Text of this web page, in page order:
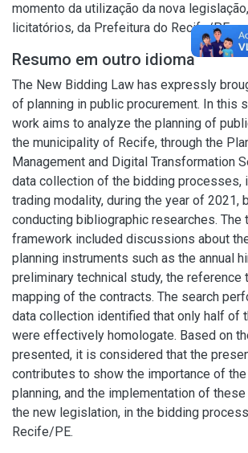
momento da utilização da nova
licitatórios, da Prefeitura do Recife/PE.
Resumo em outro idioma
The New Bidding Law has expressly
of planning in public procurement. In this
work aims to analyze the planning of
the municipality of Recife, through the
Management and Digital Transformation
data collection of the bidding processes,
trading modality, during the year of 2021,
conducting bibliographic researches. The
framework included discussions about
planning instruments such as the annual
preliminary technical study, the reference
mapping of the contracts. The search
data collection identified that only half of
were effectively homologate. Based on
presented, it is considered that the
contributes to show the importance of
planning, and the implementation of
the new legislation, in the bidding
Recife/PE.